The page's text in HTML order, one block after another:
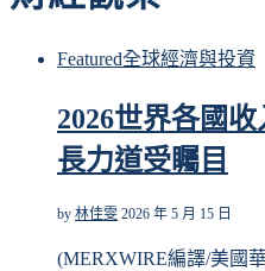
Featured全球經濟與投資
2026世界各國
長力道受矚目
by 林佳雯 2026 年 5 月 15 日
(MERXWIRE編譯/美國